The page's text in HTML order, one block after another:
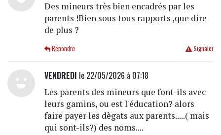
Des mineurs très bien encadrés par les
parents !Bien sous tous rapports ,que dire
de plus ?
Signaler
Répondre
VENDREDI le 22/05/2026 à 07:18
Les parents des mineurs que font-ils avec
leurs gamins, ou est l'éducation? alors
faire payer les dègats aux parents.....( mais
qui sont-ils?) des noms....